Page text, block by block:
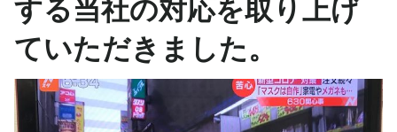
する当社の対応を取り上げ
ていただきました。